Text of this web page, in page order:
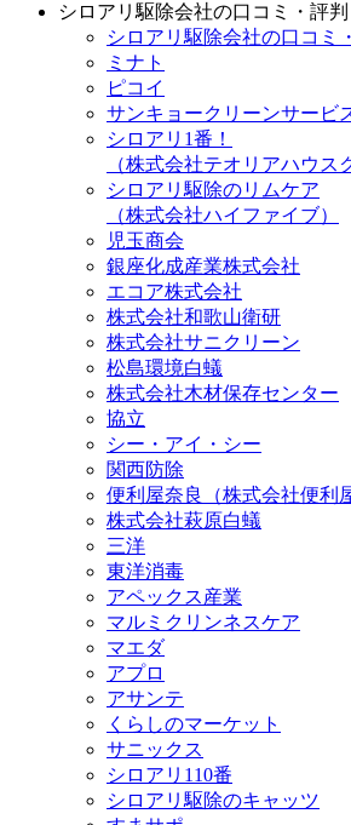
シロアリ駆除会社の口コミ・評判
シロアリ駆除会社の口コミ
ミナト
ピコイ
サンキョークリーンサービ
シロアリ1番！
（株式会社テオリアハウス
シロアリ駆除のリムケア
（株式会社ハイファイブ）
児玉商会
銀座化成産業株式会社
エコア株式会社
株式会社和歌山衛研
株式会社サニクリーン
松島環境白蟻
株式会社木材保存センター
協立
シー・アイ・シー
関西防除
便利屋奈良（株式会社便利
株式会社萩原白蟻
三洋
東洋消毒
アペックス産業
マルミクリンネスケア
マエダ
アプロ
アサンテ
くらしのマーケット
サニックス
シロアリ110番
シロアリ駆除のキャッツ